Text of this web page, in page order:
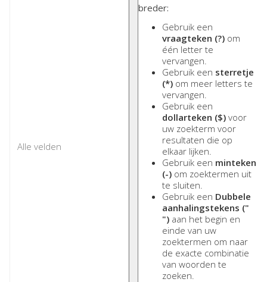
breder:
Gebruik een
vraagteken (?) om
één letter te
vervangen.
Gebruik een sterretje
(*) om meer letters te
vervangen.
Gebruik een
dollarteken ($) voor
uw zoekterm voor
resultaten die op
elkaar lijken.
Gebruik een minteken
(-) om zoektermen uit
te sluiten.
Gebruik een Dubbele
aanhalingstekens ("
") aan het begin en
einde van uw
zoektermen om naar
de exacte combinatie
van woorden te
zoeken.